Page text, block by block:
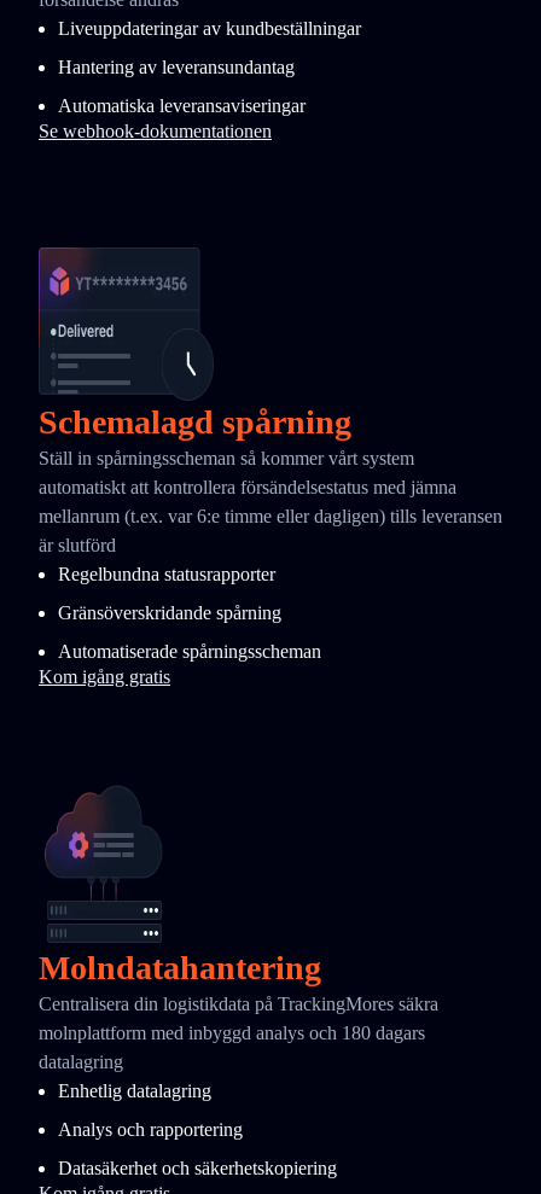
Liveuppdateringar av kundbeställningar
Hantering av leveransundantag
Automatiska leveransaviseringar
Se webhook-dokumentationen
Schemalagd spårning
Ställ in spårningsscheman så kommer vårt system
automatiskt att kontrollera försändelsestatus med jämna
mellanrum (t.ex. var 6:e timme eller dagligen) tills leveransen
är slutförd
Regelbundna statusrapporter
Gränsöverskridande spårning
Automatiserade spårningsscheman
Kom igång gratis
Molndatahantering
Centralisera din logistikdata på TrackingMores säkra
molnplattform med inbyggd analys och 180 dagars
datalagring
Enhetlig datalagring
Analys och rapportering
Datasäkerhet och säkerhetskopiering